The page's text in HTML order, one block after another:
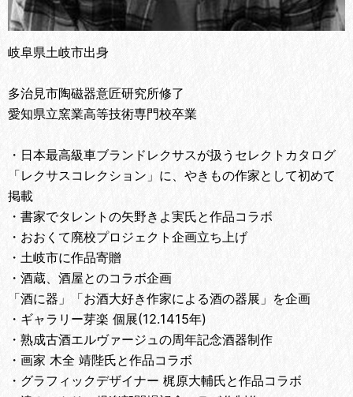
岐阜県土岐市出身
多治見市陶磁器意匠研究所修了
愛知県立窯業高等技術専門校卒業
・日本最高級車ブランドレクサスが扱うセレクトカタログ
「レクサスコレクション」に、やきもの作家として初めて
掲載
・書家でタレントの矢野きよ実氏と作品コラボ
・おおくて廃校プロジェクト企画立ち上げ
・土岐市に作品寄贈
・酒蔵、酒屋とのコラボ企画
「酒に器」「お酒大好き作家による酒の器展」を企画
・ギャラリー芽楽 個展(12.1415年)
・熟成古酒エルヴァージュの周年記念酒器制作
・画家 木全 靖陛氏と作品コラボ
・グラフィックデザイナー 梶原大輔氏と作品コラボ